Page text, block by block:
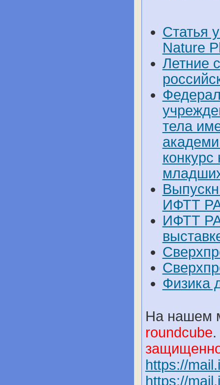
Статья
Nature
Летние
тела
ИФТТ
ИФТТ
Физика
На нашем
roundcube
https://
https://